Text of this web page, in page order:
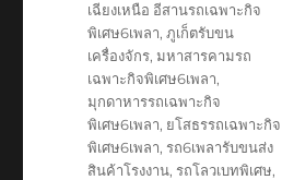
เฉียงเหนือ อีสานรถเฉพาะกิจ
พิเศษ6เพลา,ภูเก็ตรับขน
เครื่องจักร,มหาสารคามรถ
เฉพาะกิจพิเศษ6เพลา,
มุกดาหารรถเฉพาะกิจ
พิเศษ6เพลา, ยโสธรรถเฉพาะกิจ
พิเศษ6เพลา,รถ6เพลารับขนส่ง
สินค้าโรงงาน,รถโลวเบทพิเศษ,